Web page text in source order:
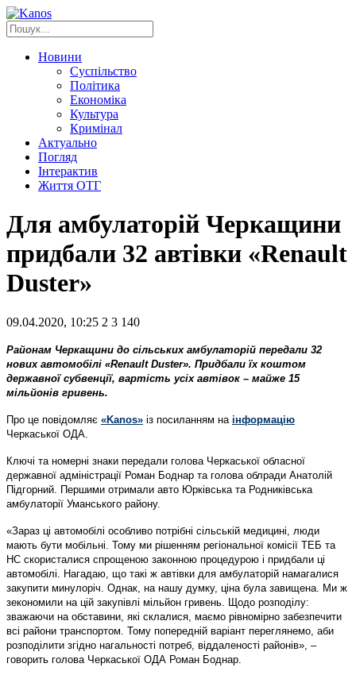
Новини
Суспільство
Політика
Економіка
Культура
Кримінал
Актуально
Погляд
Інтерактив
Життя ОТГ
Для амбулаторій Черкащини
придбали 32 автівки «Renault
Duster»
09.04.2020, 10:25 2 3 140
Районам Черкащини до сільських амбулаторій передали 32
нових автомобілі «Renault Duster». Придбали їх коштом
державної субвенції, вартість усіх автівок – майже 15
мільйонів гривень.
Про це повідомляє «Kanos» із посиланням на інформацію
Черкаської ОДА.
Ключі та номерні знаки передали голова Черкаської обласної
державної адміністрації Роман Боднар та голова облради Анатолій
Підгорний. Першими отримали авто Юрківська та Родниківська
амбулаторії Уманського району.
«Зараз ці автомобілі особливо потрібні сільській медицині, люди
мають бути мобільні. Тому ми рішенням регіональної комісії ТЕБ та
НС скористалися спрощеною законною процедурою і придбали ці
автомобілі. Нагадаю, що такі ж автівки для амбулаторій намагалися
закупити минулоріч. Однак, на нашу думку, ціна була завищена. Ми ж
зекономили на цій закупівлі мільйон гривень. Щодо розподілу:
зважаючи на обставини, які склалися, маємо рівномірно забезпечити
всі райони транспортом. Тому попередній варіант переглянемо, аби
розподілити згідно нагальності потреб, віддаленості районів», –
говорить голова Черкаської ОДА Роман Боднар.